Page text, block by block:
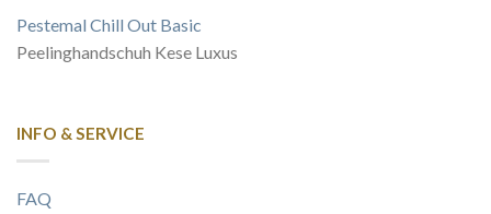
Pestemal Chill Out Basic
Peelinghandschuh Kese Luxus
INFO & SERVICE
FAQ